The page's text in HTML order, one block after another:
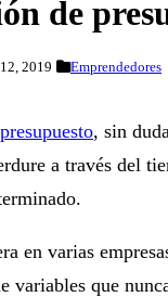
de
2019 Emprendedores
presupuesto, sin
a través del
en varias
variables que